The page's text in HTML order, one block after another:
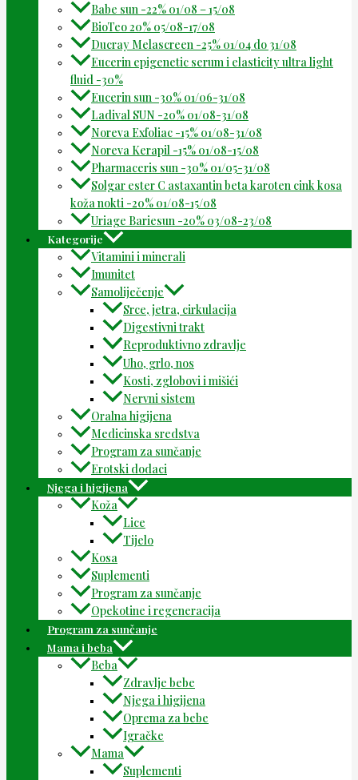
Babe sun -22% 01/08 – 15/08
BioTeo 20% 05/08-17/08
Ducray Melascreen -25% 01/04 do 31/08
Eucerin epigenetic serum i elasticity ultra light
fluid -30%
Eucerin sun -30% 01/06-31/08
Ladival SUN -20% 01/08-31/08
Noreva Exfoliac -15% 01/08-31/08
Noreva Kerapil -15% 01/08-15/08
Pharmaceris sun -30% 01/05-31/08
Solgar ester C astaxantin beta karoten cink kosa
koža nokti -20% 01/08-15/08
Uriage Bariesun -20% 03/08-23/08
Kategorije
Vitamini i minerali
Imunitet
Samoliječenje
Srce, jetra, cirkulacija
Digestivni trakt
Reproduktivno zdravlje
Uho, grlo, nos
Kosti, zglobovi i mišići
Nervni sistem
Oralna higijena
Medicinska sredstva
Program za sunčanje
Erotski dodaci
Njega i higijena
Koža
Lice
Tijelo
Kosa
Suplementi
Program za sunčanje
Opekotine i regeneracija
Program za sunčanje
Mama i beba
Beba
Zdravlje bebe
Njega i higijena
Oprema za bebe
Igračke
Mama
Suplementi